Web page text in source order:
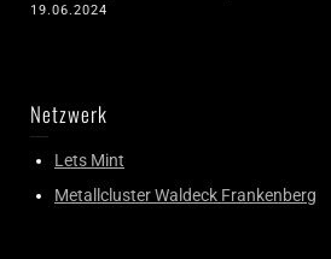
19.06.2024
Netzwerk
Lets Mint
Metallcluster Waldeck Frankenberg